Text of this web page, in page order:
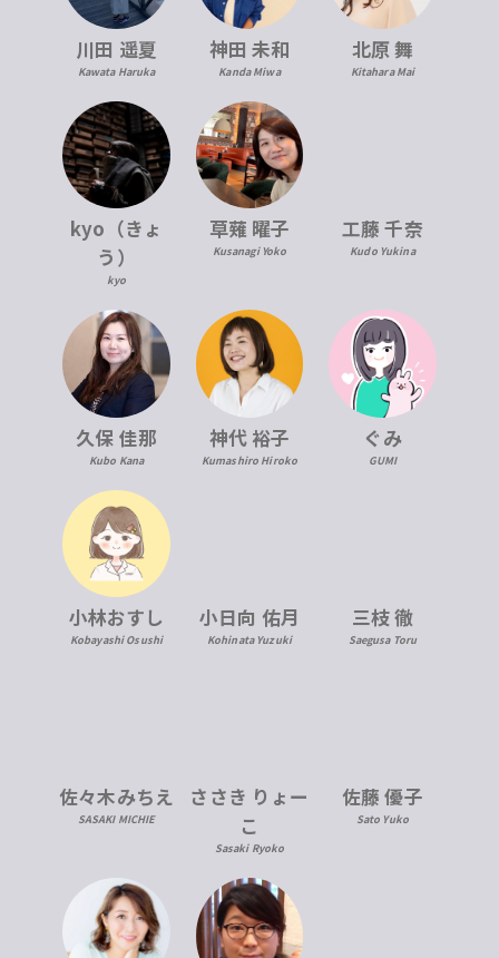
川田 遥夏
Kawata Haruka
神田 未和
Kanda Miwa
北原 舞
Kitahara Mai
kyo（きょ
う）
kyo
草薙 曜子
Kusanagi Yoko
工藤 千奈
Kudo Yukina
久保 佳那
Kubo Kana
神代 裕子
Kumashiro Hiroko
ぐみ
GUMI
小林おすし
Kobayashi Osushi
小日向 佑月
Kohinata Yuzuki
三枝 徹
Saegusa Toru
佐々木みちえ
SASAKI MICHIE
ささき りょー
こ
Sasaki Ryoko
佐藤 優子
Sato Yuko